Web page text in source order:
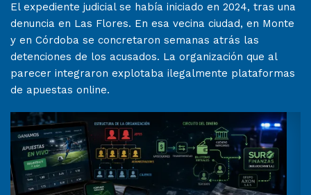
El expediente judicial se había iniciado en 2024, tras una
denuncia en Las Flores. En esa vecina ciudad, en Monte
y en Córdoba se concretaron semanas atrás las
detenciones de los acusados. La organización que al
parecer integraron explotaba ilegalmente plataformas
de apuestas online.